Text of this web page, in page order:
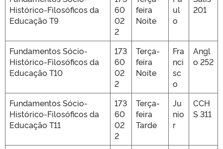
Histórico-Filosóficos da
Educação T9
60
02
2
feira
Noite
ul
o
201
Fundamentos Sócio-
Histórico-Filosóficos da
Educação T10
173
60
02
2
Terça-
feira
Noite
Fra
nci
sc
o
Angl
o 252
Fundamentos Sócio-
Histórico-Filosóficos da
Educação T11
173
60
02
2
Terça-
feira
Tarde
Ju
nio
r
CCH
S 311